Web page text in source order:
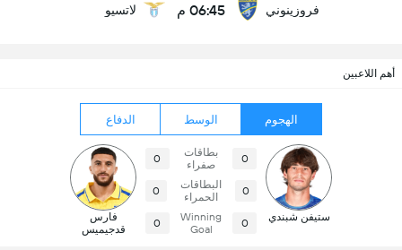
فروزينوني 06:45 م لاتسيو
أهم اللاعبين
الهجوم الوسط الدفاع
ستيفن شبندي
0
بطاقات
صفراء
0
0
البطاقات
الحمراء
0
0
Winning
Goal
0
فارس
قدجيميس